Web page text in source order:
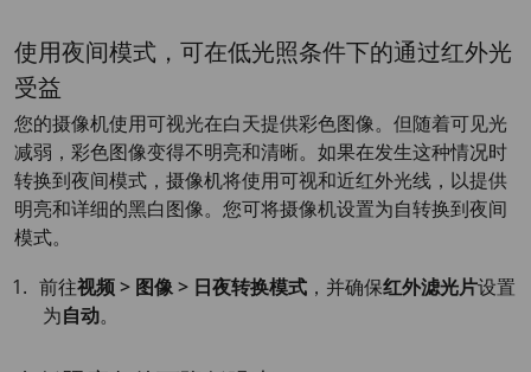
使用夜间模式，可在低光照条件下的通过红外光
受益
您的摄像机使用可视光在白天提供彩色图像。但随着可见光
减弱，彩色图像变得不明亮和清晰。如果在发生这种情况时
转换到夜间模式，摄像机将使用可视和近红外光线，以提供
明亮和详细的黑白图像。您可将摄像机设置为自转换到夜间
模式。
前往视频 > 图像 > 日夜转换模式 ，并确保红外滤光片设置
为自动。